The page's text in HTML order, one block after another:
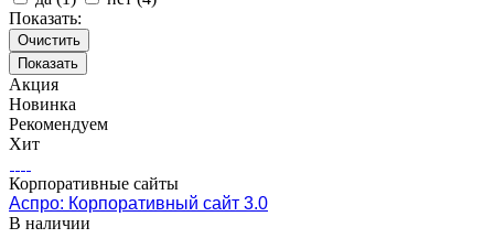
Показать:
Очистить
Акция
Новинка
Рекомендуем
Хит
Корпоративные сайты
Аспро: Корпоративный сайт 3.0
В наличии